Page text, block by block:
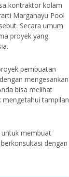
kontraktor kolam
Margahayu Pool
Secara umum
proyek yang
pembuatan
mengesankan
bisa melihat
tampilan
untuk membuat
dengan